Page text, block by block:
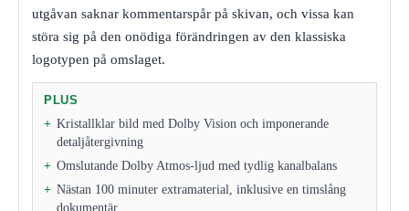
utgåvan saknar kommentarspår på skivan, och vissa kan
störa sig på den onödiga förändringen av den klassiska
logotypen på omslaget.
PLUS
Kristallklar bild med Dolby Vision och imponerande
detaljåtergivning
Omslutande Dolby Atmos-ljud med tydlig kanalbalans
Nästan 100 minuter extramaterial, inklusive en timslång
dokumentär